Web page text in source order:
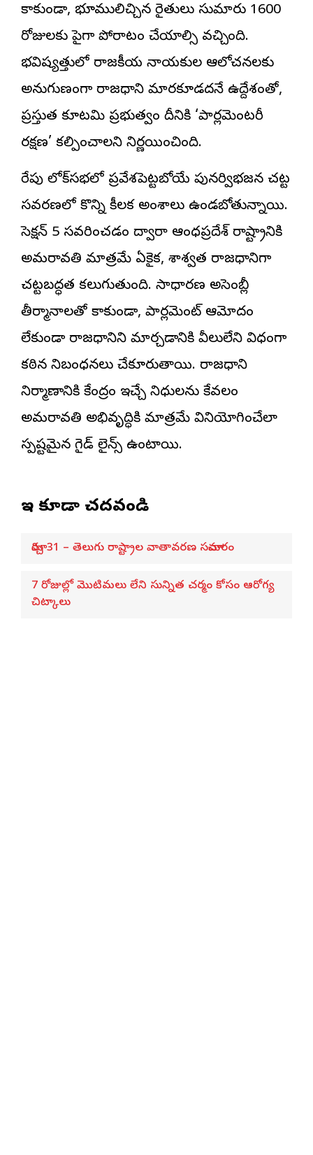
కాకుండా, భూములిచ్చిన రైతులు సుమారు 1600
రోజులకు పైగా పోరాటం చేయాల్సి వచ్చింది.
భవిష్యత్తులో రాజకీయ నాయకుల ఆలోచనలకు
అనుగుణంగా రాజధాని మారకూడదనే ఉద్దేశంతో,
ప్రస్తుత కూటమి ప్రభుత్వం దీనికి ‘పార్లమెంటరీ
రక్షణ’ కల్పించాలని నిర్ణయించింది.
రేపు లోక్‌సభలో ప్రవేశపెట్టబోయే పునర్విభజన చట్ట
సవరణలో కొన్ని కీలక అంశాలు ఉండబోతున్నాయి.
సెక్షన్ 5 సవరించడం ద్వారా ఆంధ్రప్రదేశ్ రాష్ట్రానికి
అమరావతి మాత్రమే ఏకైక, శాశ్వత రాజధానిగా
చట్టబద్ధత కలుగుతుంది. సాధారణ అసెంబ్లీ
తీర్మానాలతో కాకుండా, పార్లమెంట్ ఆమోదం
లేకుండా రాజధానిని మార్చడానికి వీలులేని విధంగా
కఠిన నిబంధనలు చేకూరుతాయి. రాజధాని
నిర్మాణానికి కేంద్రం ఇచ్చే నిధులను కేవలం
అమరావతి అభివృద్ధికి మాత్రమే వినియోగించేలా
స్పష్టమైన గైడ్ లైన్స్ ఉంటాయి.
ఇవి కూడా చదవండి
మార్చి 31 – తెలుగు రాష్ట్రాల వాతావరణ సమాచారం
7 రోజుల్లో మొటిమలు లేని సున్నిత చర్మం కోసం ఆరోగ్య
చిట్కాలు